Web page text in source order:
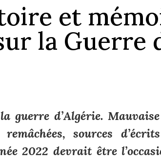
et
la Guerre
guerre d’Algérie.
sources
2022 devrait être